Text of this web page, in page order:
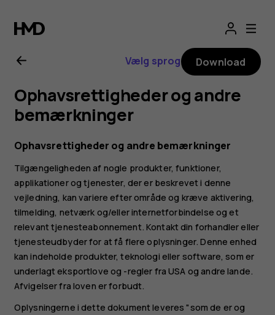
Brugervejledning
til
Nokia
1.4
Vælg sprog Download
Ophavsrettigheder og andre
bemærkninger
Ophavsrettigheder og andre bemærkninger
Tilgængeligheden af nogle produkter, funktioner,
applikationer og tjenester, der er beskrevet i denne
vejledning, kan variere efter område og kræve aktivering,
tilmelding, netværk og/eller internetforbindelse og et
relevant tjenesteabonnement. Kontakt din forhandler eller
tjenesteudbyder for at få flere oplysninger. Denne enhed
kan indeholde produkter, teknologi eller software, som er
underlagt eksportlove og -regler fra USA og andre lande.
Afvigelser fra loven er forbudt.
Oplysningerne i dette dokument leveres "som de er og